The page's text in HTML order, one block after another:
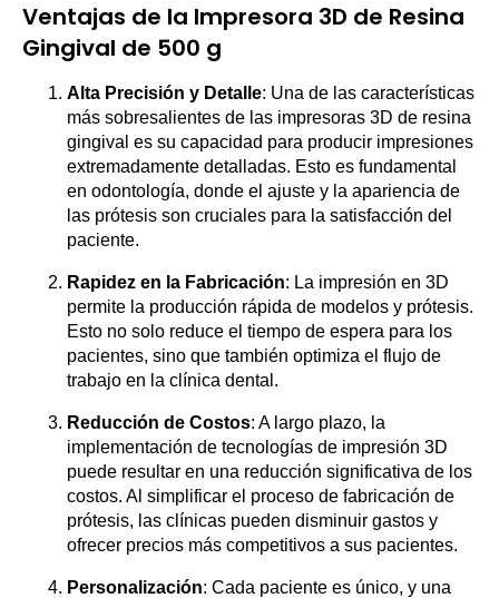
Ventajas de la Impresora 3D de Resina
Gingival de 500 g
Alta Precisión y Detalle: Una de las características
más sobresalientes de las impresoras 3D de resina
gingival es su capacidad para producir impresiones
extremadamente detalladas. Esto es fundamental
en odontología, donde el ajuste y la apariencia de
las prótesis son cruciales para la satisfacción del
paciente.
Rapidez en la Fabricación: La impresión en 3D
permite la producción rápida de modelos y prótesis.
Esto no solo reduce el tiempo de espera para los
pacientes, sino que también optimiza el flujo de
trabajo en la clínica dental.
Reducción de Costos: A largo plazo, la
implementación de tecnologías de impresión 3D
puede resultar en una reducción significativa de los
costos. Al simplificar el proceso de fabricación de
prótesis, las clínicas pueden disminuir gastos y
ofrecer precios más competitivos a sus pacientes.
Personalización: Cada paciente es único, y una